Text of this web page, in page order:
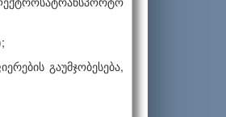
გაუმჯობესება,